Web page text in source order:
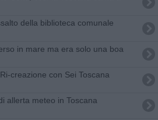
della biblioteca comunale
in mare ma era solo una boa
creazione con Sei Toscana
allerta meteo in Toscana